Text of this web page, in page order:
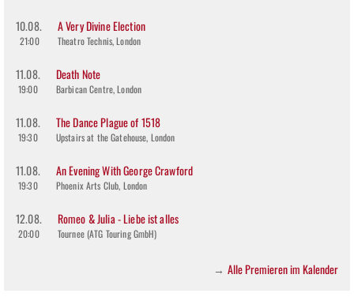
10.08.
21:00
A Very Divine Election
Theatro Technis, London
11.08.
19:00
Death Note
Barbican Centre, London
11.08.
19:30
The Dance Plague of 1518
Upstairs at the Gatehouse, London
11.08.
19:30
An Evening With George Crawford
Phoenix Arts Club, London
12.08.
20:00
Romeo & Julia - Liebe ist alles
Tournee (ATG Touring GmbH)
→ Alle Premieren im Kalender